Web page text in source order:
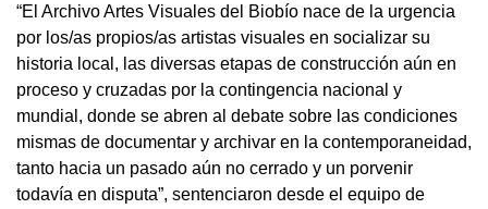
“El Archivo Artes Visuales del Biobío nace de la urgencia
por los/as propios/as artistas visuales en socializar su
historia local, las diversas etapas de construcción aún en
proceso y cruzadas por la contingencia nacional y
mundial, donde se abren al debate sobre las condiciones
mismas de documentar y archivar en la contemporaneidad,
tanto hacia un pasado aún no cerrado y un porvenir
todavía en disputa”, sentenciaron desde el equipo de